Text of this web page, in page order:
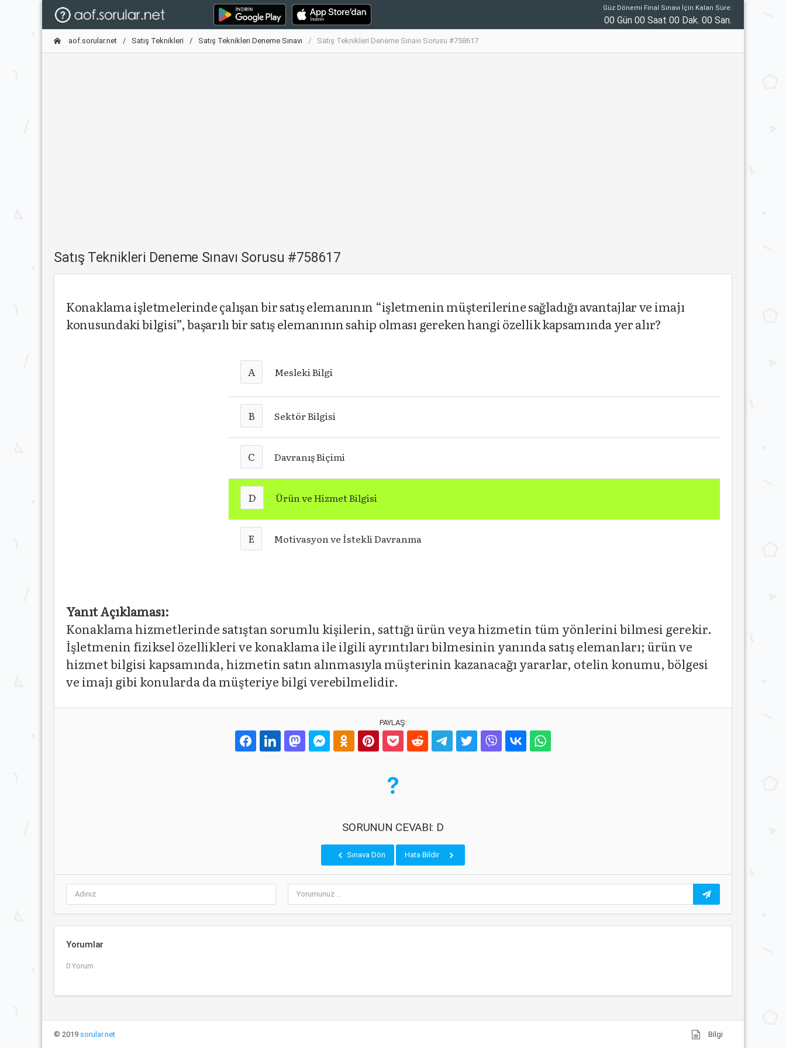
Güz Dönemi Final Sınavı İçin Kalan Süre:
00 Gün 00 Saat 00 Dak. 00 San.
aof.sorular.net Satış Teknikleri Satış Teknikleri Deneme Sınavı Satış Teknikleri Deneme Sınavı Sorusu #758617
Satış Teknikleri Deneme Sınavı Sorusu #758617
Konaklama işletmelerinde çalışan bir satış elemanının “işletmenin müşterilerine sağladığı avantajlar ve imajı
konusundaki bilgisi”, başarılı bir satış elemanının sahip olması gereken hangi özellik kapsamında yer alır?
A Mesleki Bilgi
B Sektör Bilgisi
C Davranış Biçimi
D Ürün ve Hizmet Bilgisi
E Motivasyon ve İstekli Davranma
Yanıt Açıklaması:
Konaklama hizmetlerinde satıştan sorumlu kişilerin, sattığı ürün veya hizmetin tüm yönlerini bilmesi gerekir.
İşletmenin fiziksel özellikleri ve konaklama ile ilgili ayrıntıları bilmesinin yanında satış elemanları; ürün ve
hizmet bilgisi kapsamında, hizmetin satın alınmasıyla müşterinin kazanacağı yararlar, otelin konumu, bölgesi
ve imajı gibi konularda da müşteriye bilgi verebilmelidir.
PAYLAŞ:
SORUNUN CEVABI: D
Sınava Dön Hata Bildir
Yorumlar
0 Yorum
© 2019 sorular.net Bilgi